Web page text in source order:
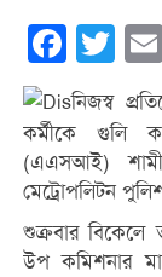
Facebook
Twitter
নিজস্ব
কর্মীকে গুলি
(এএসআই)
মেট্রোপলিটন
শুক্রবার বিকেলে
উপ কমিশনার